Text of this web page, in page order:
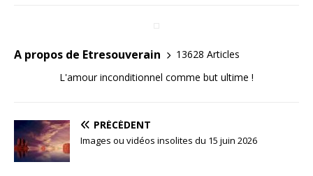
A propos de Etresouverain
13628 Articles
L'amour inconditionnel comme but ultime !
PRÉCÉDENT
Images ou vidéos insolites du 15 juin 2026